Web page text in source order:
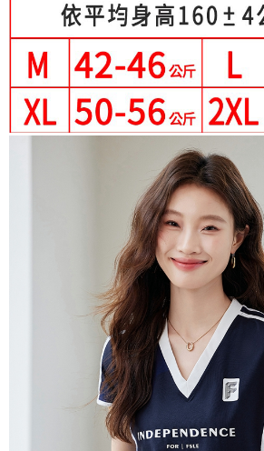
【注意事項】
1.本服務係由「台灣大哥大股份有限公司」（以下
用戶於交易時，得透過本服務購買商品或服務，
買賣價金債權讓與本公司後，依約使用本公司帳單
2.基於同意付款使用「大哥付你分期」之契約關
資料（包含姓名、電話或地址）提供予台灣大哥
由本公司與您本人進行分期帳單所需資料之確認
3.完整用戶服務條款，請詳閱以下連結：https://
ATM／網路銀行／等多元方式進行付款，方視為
※ 請注意：結帳手續完成當下不需立刻繳費，但
後付繳納相關費用。
※ 交易是否成功請以「AFTEE先享後付 」之結帳
是否繳費成功／繳費後需取消欲退款等相關疑問，
客戶支援中心」 https://
１．透過由恩沛科技股份有限公司提供之「
易，需依本服務之必要範圍內提供個人資料，並將
權轉讓予恩沛科技股份有限公司。
２．關於個人資料處理事宜，請瀏覽以下網址：
https://aftee.tw/terms/#terms3
３．未成年的使用者請事先徵得法定代理人或監護
「AFTEE先享後付」，若未經同意申辦者引起之
４．使用「AFTEE先享後付」時，將依據個別帳
時審查核予不同之上限額度；若仍有額度不足之情
請求用戶進行身份認證。
５．嚴禁一人註冊多個帳號或使用他人資訊註冊。
恩沛科技股份有限公司將有權停止該用戶之使用
付款後全家取貨
每筆NT$80，滿NT$699(含以上)免運費
付款後萊爾富取貨
每筆NT$80，滿NT$699(含以上)免運費
7-11付款取貨
每筆NT$80，滿NT$699(含以上)免運費
每筆NT$80，滿NT$699(含以上)免運費
每筆NT$70，滿NT$699(含以上)免運費
離島-郵局寄送
每筆NT$90，滿NT$699(含以上)免運費